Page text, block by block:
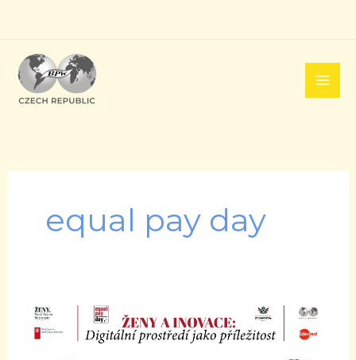
obsah
equal pay day
které